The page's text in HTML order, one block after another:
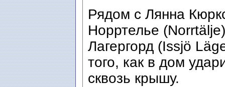
Рядом с Лянна
Норртелье
Лагергорд (Issjö
того, как в дом
сквозь крышу.